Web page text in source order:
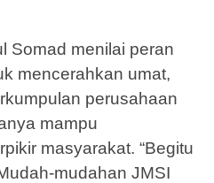
Somad menilai peran
mencerahkan umat,
perusahaan
mampu
masyarakat. “Begitu
mudahan JMSI